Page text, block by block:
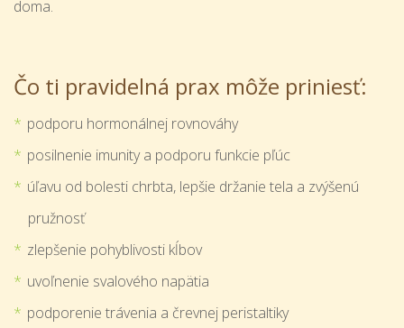
doma.
Čo ti pravidelná prax môže priniesť:
podporu hormonálnej rovnováhy
posilnenie imunity a podporu funkcie pľúc
úľavu od bolesti chrbta, lepšie držanie tela a zvýšenú
pružnosť
zlepšenie pohyblivosti kĺbov
uvoľnenie svalového napätia
podporenie trávenia a črevnej peristaltiky